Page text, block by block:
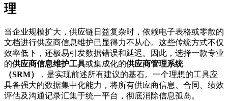
理
当企业规模扩大，供应链日益复杂时，依赖电子表格或零散的
文档进行供应商信息维护已显得力不从心。这些传统方式不仅
效率低下，还极易引发数据错误和延迟。因此，选择一款专业
的供应商信息维护工具或集成化的供应商管理系统
（SRM）
，是实现前述所有建议的基石。一个理想的工具应
具备强大的数据集中化能力，将所有供应商信息、合同、绩效
评估及沟通记录汇集于统一平台，彻底消除信息孤岛。